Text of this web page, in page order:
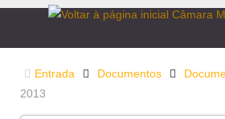
Entrada Documentos
2013